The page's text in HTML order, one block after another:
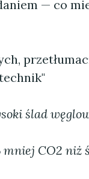
— co
ślad
mniej CO2 niż